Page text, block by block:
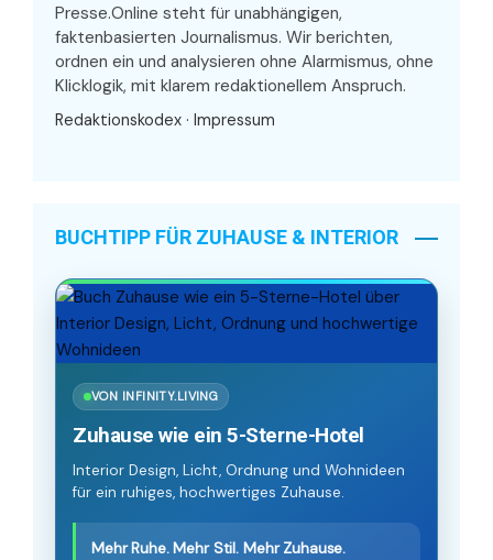
Presse.Online steht für unabhängigen,
faktenbasierten Journalismus. Wir berichten,
ordnen ein und analysieren ohne Alarmismus, ohne
Klicklogik, mit klarem redaktionellem Anspruch.
Redaktionskodex · Impressum
BUCHTIPP FÜR ZUHAUSE & INTERIOR
VON INFINITY.LIVING
Zuhause wie ein 5-Sterne-Hotel
Interior Design, Licht, Ordnung und Wohnideen
für ein ruhiges, hochwertiges Zuhause.
Mehr Ruhe. Mehr Stil. Mehr Zuhause.